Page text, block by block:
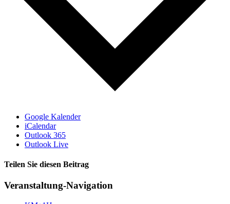
Google Kalender
iCalendar
Outlook 365
Outlook Live
Teilen Sie diesen Beitrag
Facebook
Veranstaltung-Navigation